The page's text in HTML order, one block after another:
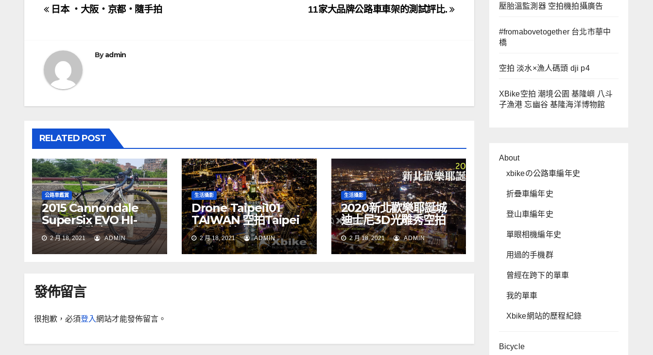
文
導
覽
11家大品牌公路車車架的測試評比.
日本 ‧大阪‧京都‧隨手拍
Byadmin
RELATED POST
公路車鑑賞
2015 Cannondale
SuperSix EVO HI-
MOD 公路車
2 月 18, 2021 ADMIN
生活攝影
Drone Taipei101
TAIWAN 空拍Taipei
夜景 空拍素材
2 月 18, 2021 ADMIN
生活攝影
2020新北歡樂耶誕城
迪士尼3D光雕秀空拍
NEW TAIPEI CITY
TAIWAN drone
Merry Christmas
2 月 18, 2021 ADMIN
發佈留言
很抱歉，必須登入網站才能發佈留言。
壓胎溫監測器 空拍機拍攝廣告
#fromabovetogether 台北市華中
橋
空拍 淡水×漁人碼頭 dji p4
XBike空拍 潮境公園 基隆嶼 八斗
子漁港 忘幽谷 基隆海洋博物館
About
xbikeの公路車編年史
折疊車編年史
登山車編年史
單眼相機編年史
用過的手機群
曾經在跨下的單車
我的單車
Xbike網站的歷程紀錄
Bicycle